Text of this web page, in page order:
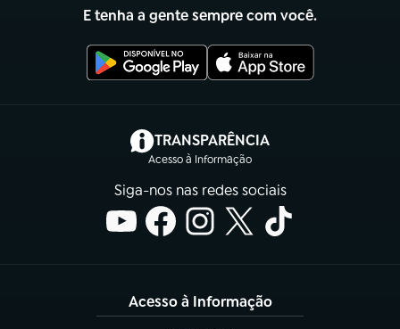
E tenha a gente sempre com você.
TRANSPARÊNCIA
Acesso à Informação
(abre em nova aba)
Siga-nos nas redes sociais
Acesso à Informação